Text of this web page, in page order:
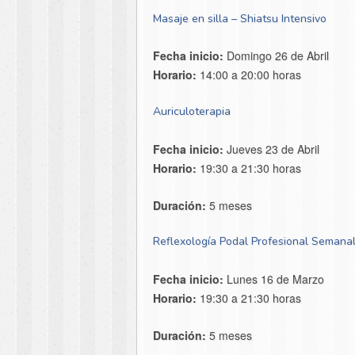
Masaje en silla – Shiatsu Intensivo
Fecha inicio: Domingo 26 de Abril
Horario: 14:00 a 20:00 horas
Auriculoterapia
Fecha inicio: Jueves 23 de Abril
Horario: 19:30 a 21:30 horas
Duración: 5 meses
Reflexología Podal Profesional Semanal
Fecha inicio: Lunes 16 de Marzo
Horario: 19:30 a 21:30 horas
Duración: 5 meses